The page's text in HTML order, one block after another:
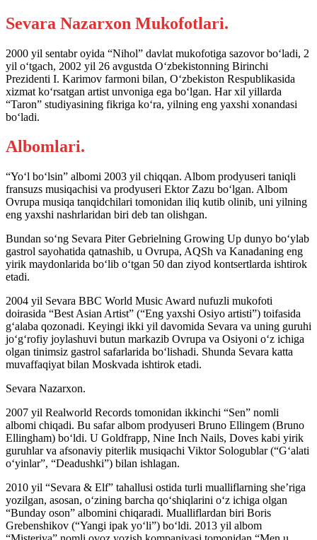
Sevara Nazarxon Mukofotlari.
2000 yil sentabr oyida “Nihol” davlat mukofotiga sazovor bo‘ladi, 2
yil o‘tgach, 2002 yil 26 avgustda O‘zbekistonning Birinchi
Prezidenti I. Karimov farmoni bilan, O‘zbekiston Respublikasida
xizmat ko‘rsatgan artist unvoniga ega bo‘lgan. Har xil yillarda
“Taron” studiyasining fikriga ko‘ra, yilning eng yaxshi xonandasi
bo‘ladi.
Albomlari.
“Yo‘l bo‘lsin” albomi 2003 yil chiqqan. Albom prodyuseri taniqli
fransuzs musiqachisi va prodyuseri Ektor Zazu bo‘lgan. Albom
Ovrupa musiqa tanqidchilari tomonidan iliq kutib olinib, uni yilning
eng yaxshi nashrlaridan biri deb tan olishgan.
Bundan so‘ng Sevara Piter Gebrielning Growing Up dunyo bo‘ylab
gastrol sayohatida qatnashib, u Ovrupa, AQSh va Kanadaning eng
yirik maydonlarida bo‘lib o‘tgan 50 dan ziyod kontsertlarda ishtirok
etadi.
2004 yil Sevara BBC World Music Award nufuzli mukofoti
doirasida “Best Asian Artist” (“Eng yaxshi Osiyo artisti”) toifasida
g‘alaba qozоnadi. Keyingi ikki yil davomida Sevara va uning guruhi
jo‘g‘rofiy joylashuvi butun markazib Ovrupa va Osiyoni o‘z ichiga
olgan tinimsiz gastrol safarlarida bo‘lishadi. Shunda Sevara katta
muvaffaqiyat bilan Moskvada ishtirok etadi.
Sevara Nazarxon.
2007 yil Realworld Records tomonidan ikkinchi “Sen” nomli
albomi chiqadi. Bu safar albom prodyuseri Bruno Ellingem (Bruno
Ellingham) bo‘ldi. U Goldfrapp, Nine Inch Nails, Doves kabi yirik
guruhlar va afsonaviy piterlik musiqachi Viktor Sologublar (“G‘alati
o‘yinlar”, “Deadushki”) bilan ishlagan.
2010 yil “Sevara & Elf” tahallusi ostida turli mualliflarning she’riga
yozilgan, asosan, o‘zining barcha qo‘shiqlarini o‘z ichiga olgan
“Bunday oson” albomini chiqaradi. Mualliflardan biri Boris
Grebenshikov (“Yangi ipak yo‘li”) bo‘ldi. 2013 yil albom